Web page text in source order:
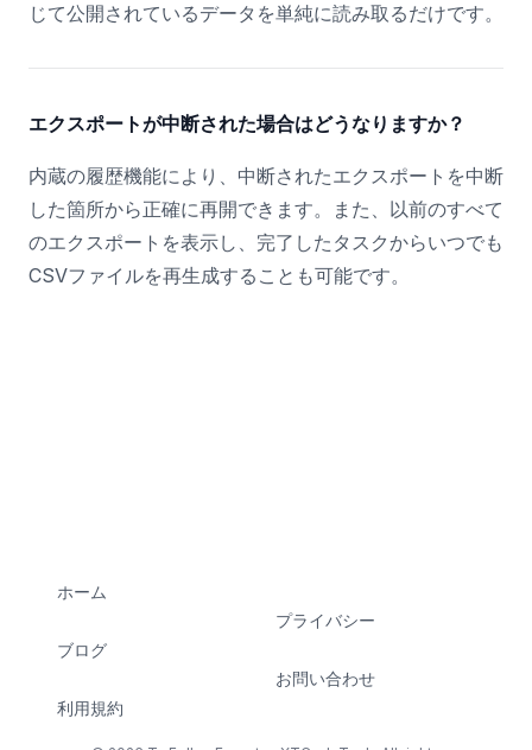
じて公開されているデータを単純に読み取るだけです。
エクスポートが中断された場合はどうなりますか？
内蔵の履歴機能により、中断されたエクスポートを中断
した箇所から正確に再開できます。また、以前のすべて
のエクスポートを表示し、完了したタスクからいつでも
CSVファイルを再生成することも可能です。
ホーム
ブログ
利用規約
プライバシー
お問い合わせ